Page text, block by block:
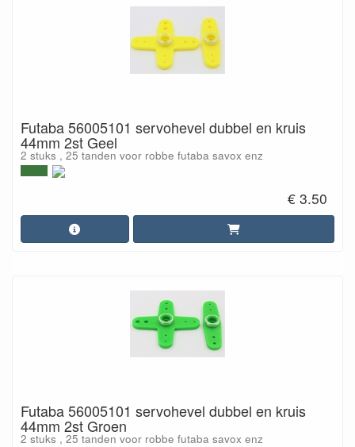
Futaba 56005101 servohevel dubbel en kruis
44mm 2st Geel
2 stuks , 25 tanden voor robbe futaba savox enz
€ 3.50
Futaba 56005101 servohevel dubbel en kruis
44mm 2st Groen
2 stuks , 25 tanden voor robbe futaba savox enz